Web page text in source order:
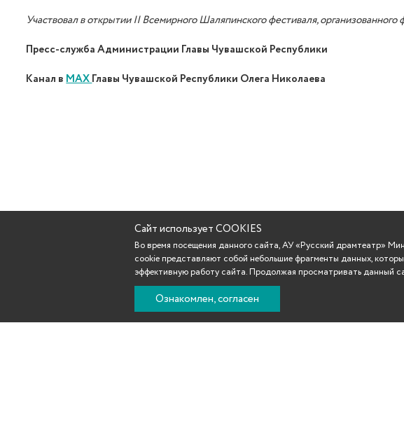
Участвовал в открытииII Всемирного Шаляпинскогофестиваля,
Пресс-служба Администрации Главы Чувашской Республики
Канал вМАХГлавы Чувашской Республики Олега Николаева
Сайт использует COOKIES
Во время посещения данного сайта, АУ «Русский драмтеатр»
cookie представляют собой небольшие фрагменты данных,
эффективную работу сайта. Продолжая просматривать данный
Ознакомлен, согласен